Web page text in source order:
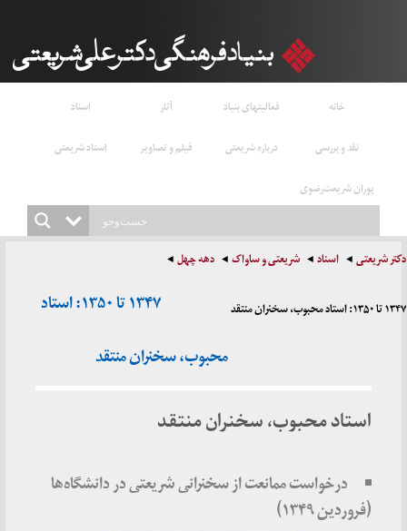
خانه فعالیتهای بنیاد آثار
اسناد
نقد و بررسی
درباره شریعتی فیلم و تصاویر
استاد شریعتی
پوران شریعت‌رضوی
دکتر شریعتی اسناد شریعتی و ساواک دهه چهل
۱۳۴۷ تا ۱۳۵۰: استاد محبوب، سخنران منتقد
۱۳۴۷ تا ۱۳۵۰: استاد
محبوب، سخنران منتقد
استاد محبوب، سخنران منتقد
درخواست ممانعت از سخنرانی شریعتی در دانشگاه‌ها
(فروردین ۱۳۴۹)